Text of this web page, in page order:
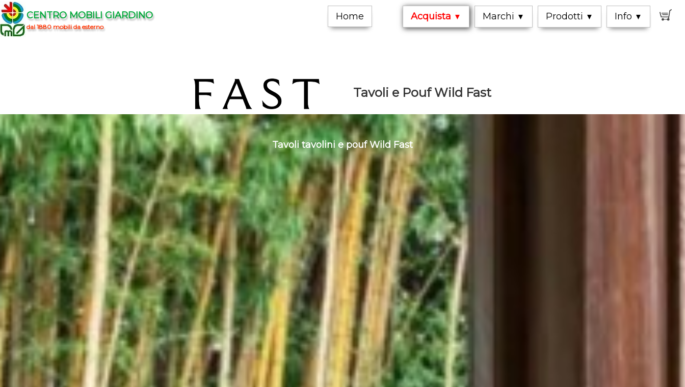
CENTRO MOBILI GIARDINO
dal 1880 mobili da esterno
Home Acquista ▼ Marchi ▼ Prodotti ▼ Info ▼
Tavoli e Pouf Wild Fast
Tavoli tavolini e pouf Wild Fast